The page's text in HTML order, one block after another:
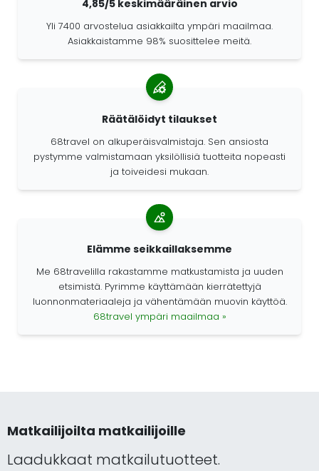
4,85/5 keskimääräinen arvio
Yli 7400 arvostelua asiakkailta ympäri maailmaa.
Asiakkaistamme 98% suosittelee meitä.
Räätälöidyt tilaukset
68travel on alkuperäisvalmistaja. Sen ansiosta
pystymme valmistamaan yksilöllisiä tuotteita nopeasti
ja toiveidesi mukaan.
Elämme seikkaillaksemme
Me 68travelilla rakastamme matkustamista ja uuden
etsimistä. Pyrimme käyttämään kierrätettyjä
luonnonmateriaaleja ja vähentämään muovin käyttöä.
68travel ympäri maailmaa »
Matkailijoilta matkailijoille
Laadukkaat matkailutuotteet.